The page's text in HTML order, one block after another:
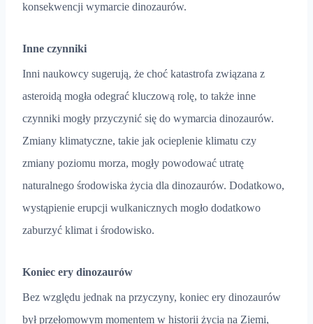
konsekwencji wymarcie dinozaurów.
Inne czynniki
Inni naukowcy sugerują, że choć katastrofa związana z
asteroidą mogła odegrać kluczową rolę, to także inne
czynniki mogły przyczynić się do wymarcia dinozaurów.
Zmiany klimatyczne, takie jak ocieplenie klimatu czy
zmiany poziomu morza, mogły powodować utratę
naturalnego środowiska życia dla dinozaurów. Dodatkowo,
wystąpienie erupcji wulkanicznych mogło dodatkowo
zaburzyć klimat i środowisko.
Koniec ery dinozaurów
Bez względu jednak na przyczyny, koniec ery dinozaurów
był przełomowym momentem w historii życia na Ziemi,